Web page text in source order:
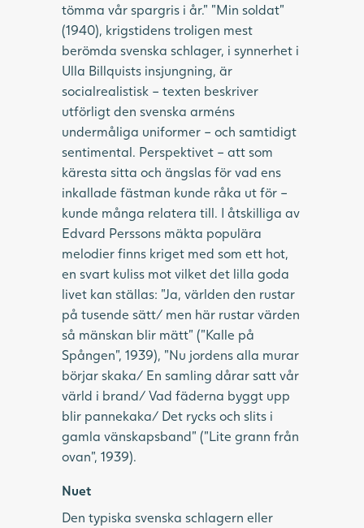
tömma vår spargris i år.” ”Min soldat”
(1940), krigstidens troligen mest
berömda svenska schlager, i synnerhet i
Ulla Billquists insjungning, är
socialrealistisk – texten beskriver
utförligt den svenska arméns
undermåliga uniformer – och samtidigt
sentimental. Perspektivet – att som
käresta sitta och ängslas för vad ens
inkallade fästman kunde råka ut för –
kunde många relatera till. I åtskilliga av
Edvard Perssons mäkta populära
melodier finns kriget med som ett hot,
en svart kuliss mot vilket det lilla goda
livet kan ställas: ”Ja, världen den rustar
på tusende sätt/ men här rustar värden
så mänskan blir mätt” (”Kalle på
Spången”, 1939), ”Nu jordens alla murar
börjar skaka/ En samling dårar satt vår
värld i brand/ Vad fäderna byggt upp
blir pannekaka/ Det rycks och slits i
gamla vänskapsband” (”Lite grann från
ovan”, 1939).
Nuet
Den typiska svenska schlagern eller